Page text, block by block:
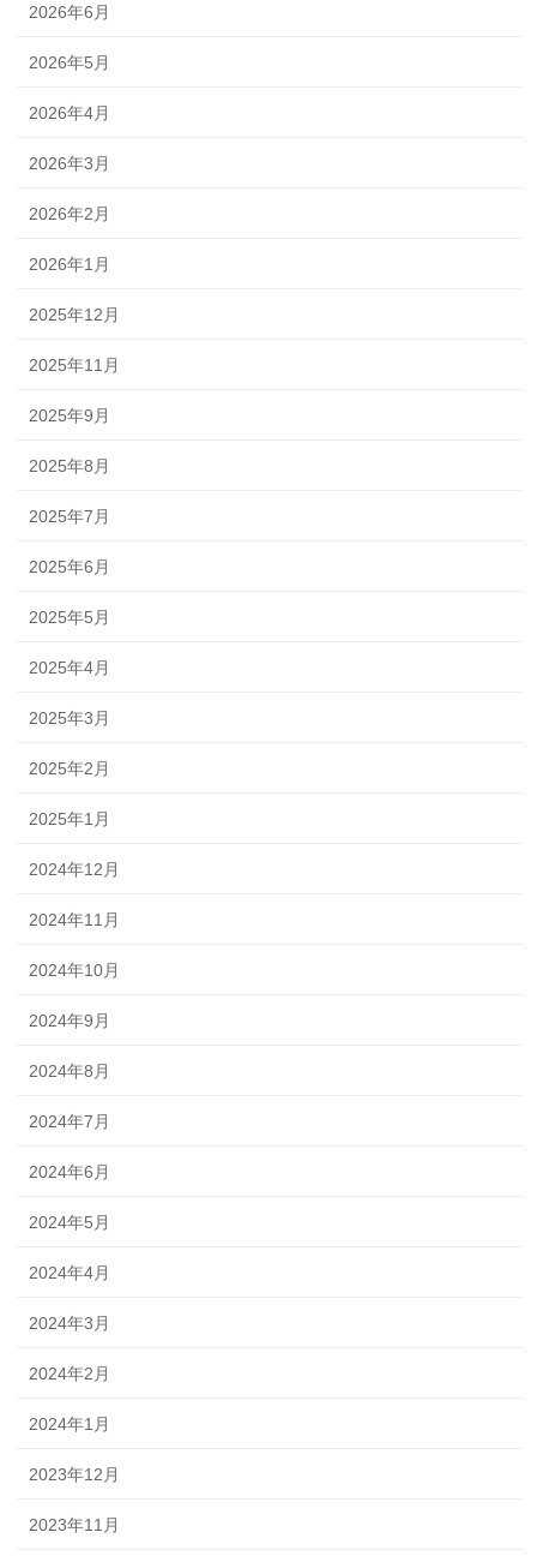
2026年6月
2026年5月
2026年4月
2026年3月
2026年2月
2026年1月
2025年12月
2025年11月
2025年9月
2025年8月
2025年7月
2025年6月
2025年5月
2025年4月
2025年3月
2025年2月
2025年1月
2024年12月
2024年11月
2024年10月
2024年9月
2024年8月
2024年7月
2024年6月
2024年5月
2024年4月
2024年3月
2024年2月
2024年1月
2023年12月
2023年11月